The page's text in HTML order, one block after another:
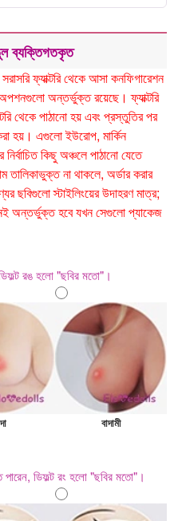
ব্যক্তিগতকৃত
সরাসরি ফ্যাক্টরি থেকে আসা কনফিগারেশন
অপশনগুলো অন্তর্ভুক্ত রয়েছে। ফ্যাক্টরি
থেকে পাঠানো হয় এবং প্রস্তুতির পর
হয়। এগুলো ইউরোপ, মার্কিন
কিছু অঞ্চলে পাঠানো যেতে
না থাকলে, অর্ডার করার
স্টাইলিংয়ের উদাহরণ মাত্র;
অন্তর্ভুক্ত হবে যখন সেগুলো প্যাকেজ
রঙ হলো "ছবির মতো"।
বাদামী
ডিফল্ট রং হলো "ছবির মতো"।